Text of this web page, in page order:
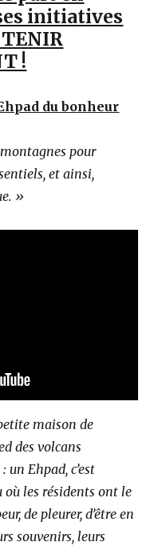
initiatives
!
du bonheur
pour
et ainsi,
»
maison de
des volcans
un Ehpad, c’est
où les résidents ont le
de pleurer, d’être en
souvenirs, leurs